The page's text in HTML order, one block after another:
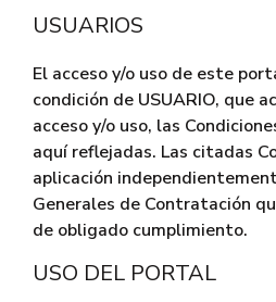
USUARIOS
El acceso y/o uso de este
condición de USUARIO, que
acceso y/o uso, las
aquí reflejadas. Las citadas
aplicación
Generales de Contratación
de obligado cumplimiento.
USO DEL PORTAL